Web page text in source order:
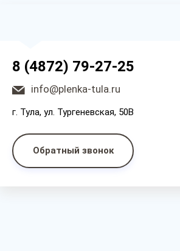
8 (4872) 79-27-25
info@plenka-tula.ru
г. Тула, ул. Тургеневская, 50В
Обратный звонок